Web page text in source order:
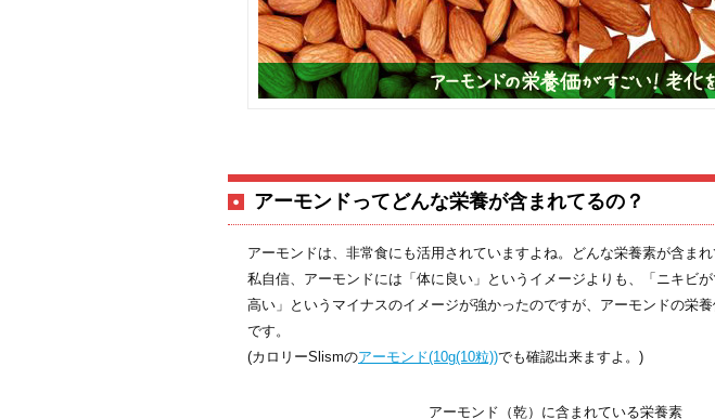
アーモンドってどんな栄養が含まれてるの？
アーモンドは、非常食にも活用されていますよね。どんな栄養素が含ま
私自信、アーモンドには「体に良い」というイメージよりも、「ニキビ
高い」というマイナスのイメージが強かったのですが、アーモンドの栄
です。
(カロリーSlismのアーモンド(10g(10粒))でも確認出来ますよ。)
アーモンド（乾）に含まれている栄養素